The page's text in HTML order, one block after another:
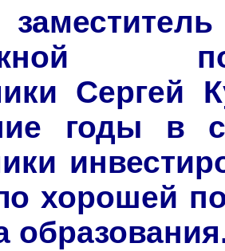
Сергей
годы в
хорошей